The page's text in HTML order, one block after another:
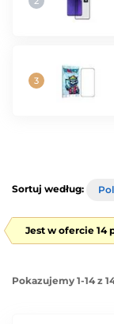
Sortuj według:
Jest w ofercie 14
Pokazujemy 1-14 z